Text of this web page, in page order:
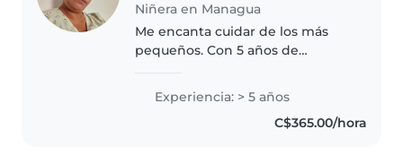
Niñera en Managua
Me encanta cuidar de los más
pequeños. Con 5 años de
bebés y niños pequeños, ofrezco
creatividad y paciencia.
Encantada de ayudar con los
Experiencia: > 5 años
C$365.00/hora